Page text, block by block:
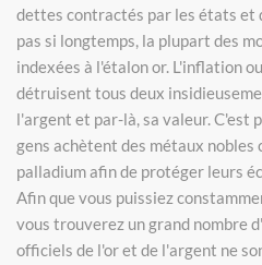
dettes contractés par les états et
pas si longtemps, la plupart des
indexées à l'étalon or. L'inflation
détruisent tous deux
l'argent et par-là, sa valeur. C'est
gens achètent des métaux nobles
palladium afin de protéger leurs
Afin que vous puissiez
vous trouverez un grand nombre
officiels de l'or et de l'argent ne